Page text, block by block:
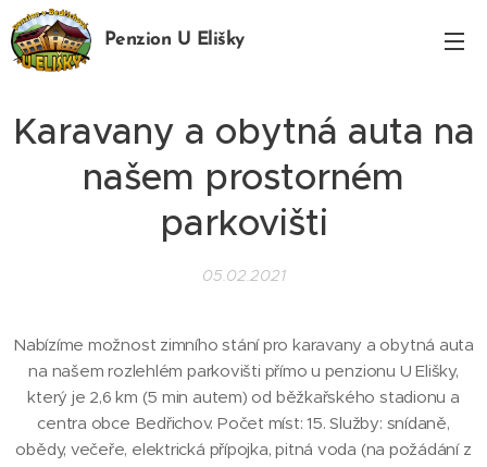
Penzion U Elišky
Karavany a obytná auta na
našem prostorném
parkovišti
05.02.2021
Nabízíme možnost zimního stání pro karavany a obytná auta
na našem rozlehlém parkovišti přímo u penzionu U Elišky,
který je 2,6 km (5 min autem) od běžkařského stadionu a
centra obce Bedřichov. Počet míst: 15. Služby: snídaně,
obědy, večeře, elektrická přípojka, pitná voda (na požádání z